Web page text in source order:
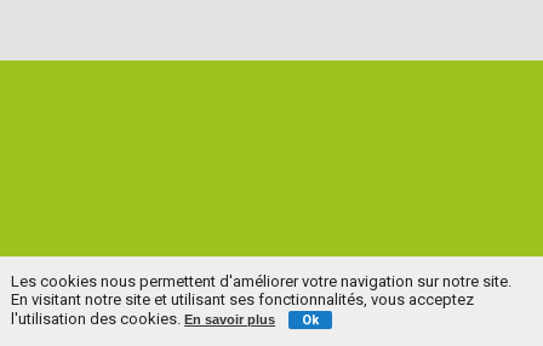
Les cookies nous permettent d'améliorer votre navigation sur notre site.
En visitant notre site et utilisant ses fonctionnalités, vous acceptez
l'utilisation des cookies.En savoir plus Ok